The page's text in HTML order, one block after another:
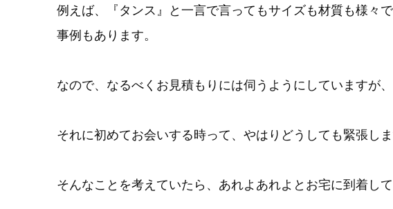
例えば、『タンス』と一言で言ってもサイズも材質も様々
事例もあります。
なので、なるべくお見積もりには伺うようにしていますが、
それに初めてお会いする時って、やはりどうしても緊張し
そんなことを考えていたら、あれよあれよとお宅に到着して